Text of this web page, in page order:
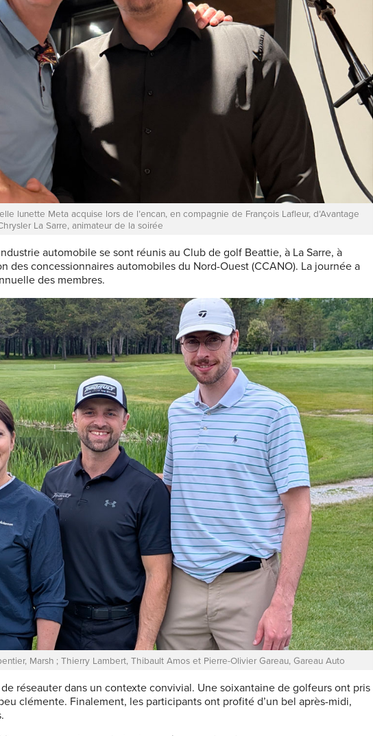
lunette Meta acquise lors de l’encan, en compagnie de François Lafleur, d’Avantage
La Sarre, animateur de la soirée
automobile se sont réunis au Club de golf Beattie, à La Sarre, à
des concessionnaires automobiles du Nord-Ouest (CCANO). La journée a
des membres.
Marsh ; Thierry Lambert, Thibault Amos et Pierre-Olivier Gareau, Gareau Auto
réseauter dans un contexte convivial. Une soixantaine de golfeurs ont pris
clémente. Finalement, les participants ont profité d’un bel après-midi,